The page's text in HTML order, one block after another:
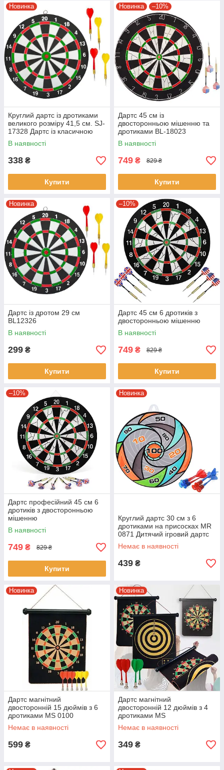
Новинка
Круглий дартс із дротиками
великого розміру 41,5 см. SJ-
17328 Дартс із класичною
мішенню
В наявності
338 ₴
Купити
Новинка –10%
Дартс 45 см із
двосторонньою мішенню та
дротиками BL-18023
В наявності
749 ₴ 829 ₴
Купити
Новинка
Дартс із дротом 29 см
BL12326
В наявності
299 ₴
Купити
–10%
Дартс 45 см 6 дротиків з
двосторонньою мішенню
В наявності
749 ₴ 829 ₴
Купити
–10%
Дартс професійний 45 см 6
дротиків з двосторонньою
мішенню
В наявності
749 ₴ 829 ₴
Купити
Новинка
Круглий дартс 30 см з 6
дротиками на присосках MR
0871 Дитячий ігровий дартс
Немає в наявності
439 ₴
Новинка
Дартс магнітний
двосторонній 15 дюймів з 6
дротиками MS 0100
Магнітний дартс у тубусі
Немає в наявності
599 ₴
Новинка
Дартс магнітний
двосторонній 12 дюймів з 4
дротиками MS
0099 Магнітний дартс у тубусі
Немає в наявності
349 ₴